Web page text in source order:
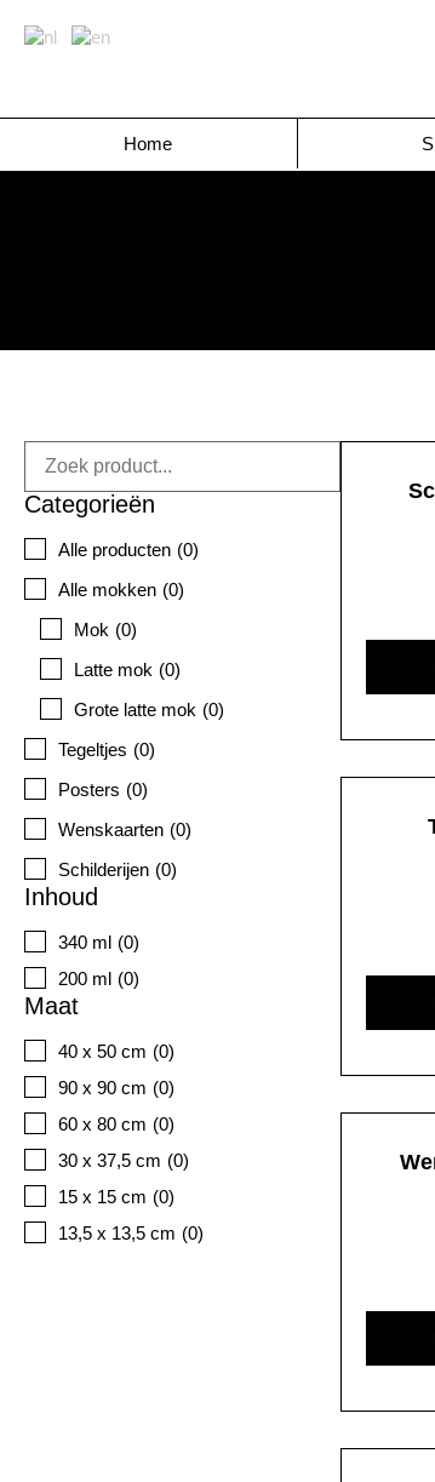
Home
Categorieën
Alle producten (0)
Alle mokken (0)
Mok (0)
Latte mok (0)
Grote latte mok (0)
Tegeltjes (0)
Posters (0)
Wenskaarten (0)
Schilderijen (0)
Inhoud
340 ml (0)
200 ml (0)
Maat
40 x 50 cm (0)
90 x 90 cm (0)
60 x 80 cm (0)
30 x 37,5 cm (0)
15 x 15 cm (0)
13,5 x 13,5 cm (0)